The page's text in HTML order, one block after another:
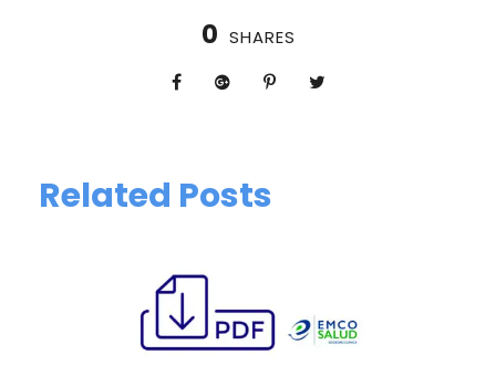
0 SHARES
Related Posts